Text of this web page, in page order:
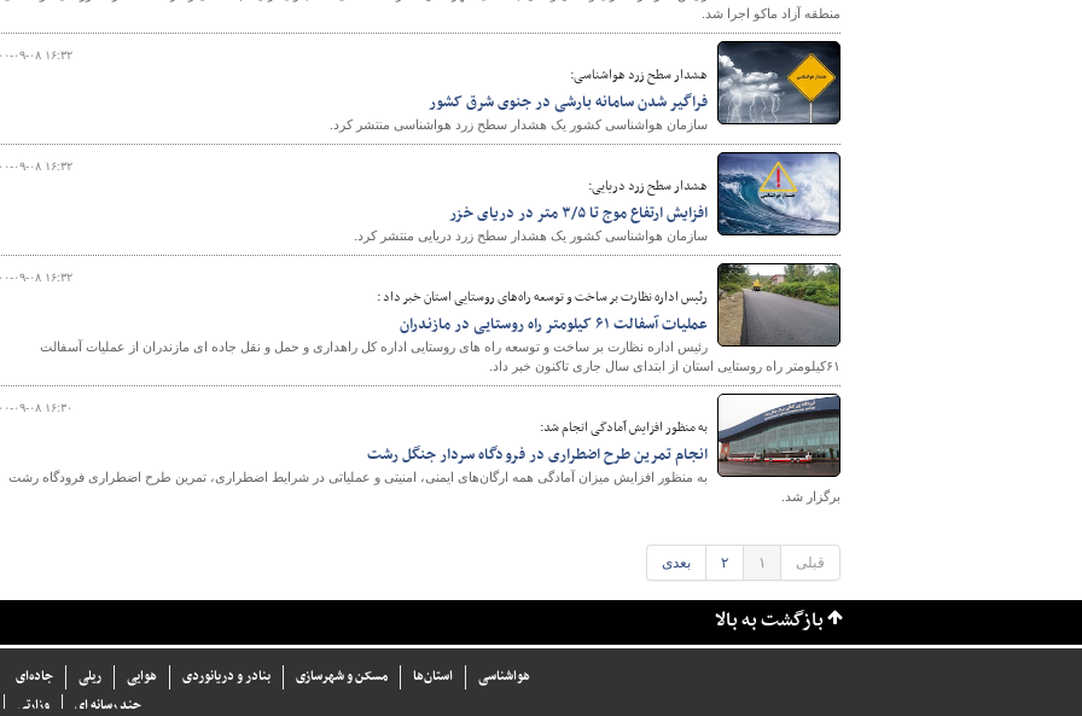
منطقه آزاد ماکو اجرا شد.
۱۴۰۰-۰۹-۰۸
هشدار سطح زرد هواشناسی:
فراگیر شدن سامانه بارشی در جنوی شرق کشور
سازمان هواشناسی کشور یک هشدار سطح زرد هواشناسی منتشر کرد.
۱۴۰۰-۰۹-۰۸
هشدار سطح زرد دریایی:
افزایش ارتفاع موج تا ۳/۵ متر در دریای خزر
سازمان هواشناسی کشور یک هشدار سطح زرد دریایی منتشر کرد.
۱۴۰۰-۰۹-۰۸
رئیس اداره نظارت بر ساخت و توسعه راه‌های روستایی استان خبر داد :
عملیات آسفالت ۶۱ کیلومتر راه روستایی در مازندران
رئیس اداره نظارت بر ساخت و توسعه راه های روستایی اداره کل راهداری و حمل و نقل جاده ای مازندران از عملیات آسفالت
۶۱کیلومتر راه روستایی استان از ابتدای سال جاری تاکنون خبر داد.
۱۴۰۰-۰۹-۰۸
به منظور افزایش آمادگی انجام شد:
انجام تمرين طرح اضطراری در فرودگاه سردار جنگل رشت
به منظور افزايش ميزان آمادگی همه ارگان‌های ايمنی، امنيتی و عملياتی در شرايط اضطراری، تمرين طرح اضطراری فرودگاه رشت
برگزار شد.
قبلی ۱ ۲ بعدی
بازگشت به بالا
جاده‌ای ریلی هوایی بنادر و دریانوردی مسکن و شهرسازی استان‌ها
هواشناسی
وزارتی
چند رسانه ای